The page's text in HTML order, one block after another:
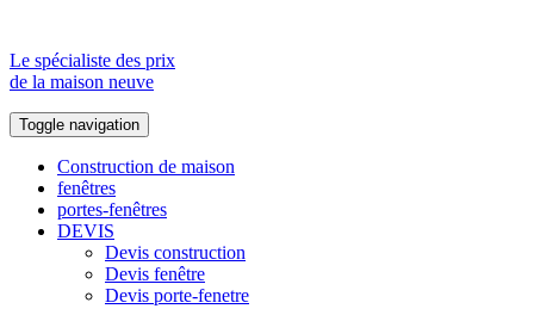
Le spécialiste des prix
de la maison neuve
Toggle navigation
Construction de maison
fenêtres
portes-fenêtres
DEVIS
Devis construction
Devis fenêtre
Devis porte-fenetre